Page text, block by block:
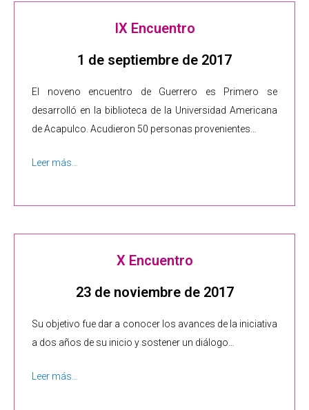
IX Encuentro
1 de septiembre de 2017
El noveno encuentro de Guerrero es Primero se
desarrolló en la biblioteca de la Universidad Americana
de Acapulco. Acudieron 50 personas provenientes…
Leer más…
X Encuentro
23 de noviembre de 2017
Su objetivo fue dar a conocer los avances de la iniciativa
a dos años de su inicio y sostener un diálogo…
Leer más…